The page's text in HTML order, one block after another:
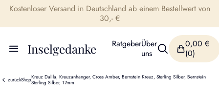
Kostenloser Versand in Deutschland ab einem Bestellwert von
30,- €
Inselgedanke RatgeberÜber
uns
0,00 €
(0)
zurückShopKreuz Dalila, Kreuzanhänger, Cross Amber, Bernstein Kreuz, Sterling Silber, Bernstein
Sterling Silber, 17mm